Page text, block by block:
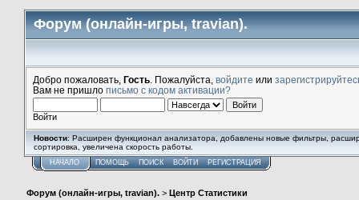
Форум (онлайн-игры, travian).
Добро пожаловать, Гость . Пожалуйста, войдите или
Вам не пришло письмо с кодом активации?
Войти
Новости: Расширен функционал анализатора, добавлены новые фильтры,
сортировка, увеличена скорость работы.
НАЧАЛО ПОМОЩЬ ПОИСК ВОЙТИ РЕГИСТРАЦИЯ
Форум (онлайн-игры, travian). > Центр Статистики